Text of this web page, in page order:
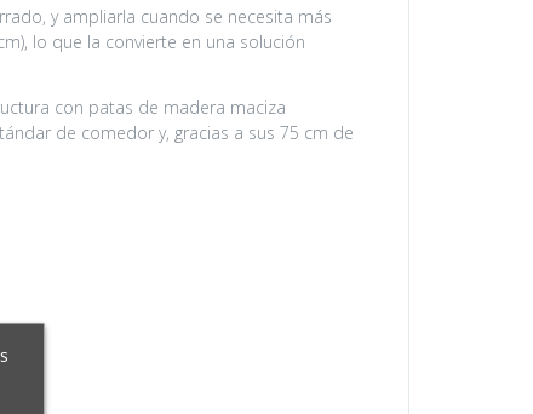
y ampliarla cuando se necesita más
lo que la convierte en una solución
con patas de madera maciza
de comedor y, gracias a sus 75 cm de